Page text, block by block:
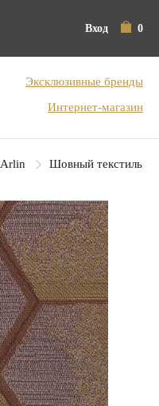
Вход 0
Эксклюзивные бренды
Интернет-магазин
Arlin Шовный текстиль